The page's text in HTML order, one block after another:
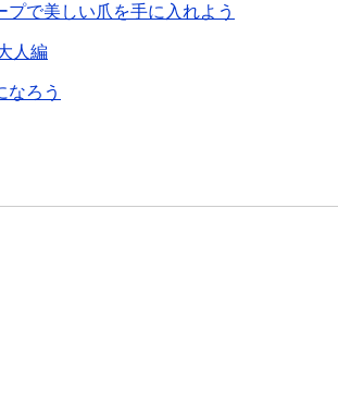
プで美しい爪を手に入れよう
人編
なろう